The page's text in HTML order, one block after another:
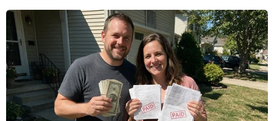
Hội nghị về phát triển bền vững tại các
nước bị ảnh hưởng bởi xung đột
22/05/2017 03:46
Chính phủ Timor Leste tổ chức hội nghị trong 2 ngày (22-
23/5) với đối tác là các thành viên quốc tế thuộc nhóm
Hỗ trợ cấp cao vì Các Mục tiêu Phát triển Bền vững